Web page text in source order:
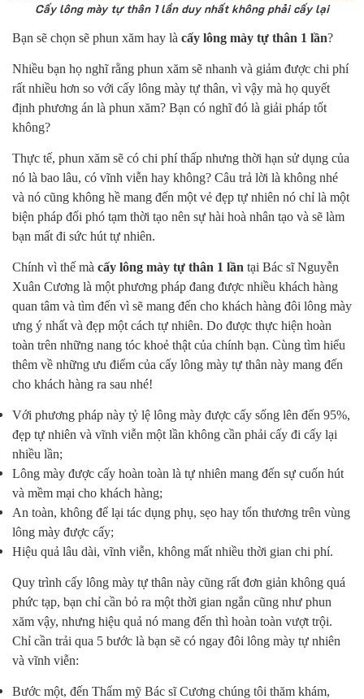
Cấy lông mày tự thân 1 lần duy nhất không phải cấy lại
Bạn sẽ chọn sẽ phun xăm hay là cấy lông mày tự thân 1 lần?
Nhiều bạn họ nghĩ rằng phun xăm sẽ nhanh và giảm được chi phí
rất nhiều hơn so với cấy lông mày tự thân, vì vậy mà họ quyết
định phương án là phun xăm? Bạn có nghĩ đó là giải pháp tốt
không?
Thực tế, phun xăm sẽ có chi phí thấp nhưng thời hạn sử dụng của
nó là bao lâu, có vĩnh viễn hay không? Câu trả lời là không nhé
và nó cũng không hề mang đến một vẻ đẹp tự nhiên nó chỉ là một
biện pháp đối phó tạm thời tạo nên sự hài hoà nhân tạo và sẽ làm
bạn mất đi sức hút tự nhiên.
Chính vì thế mà cấy lông mày tự thân 1 lần tại Bác sĩ Nguyễn
Xuân Cương là một phương pháp đang được nhiều khách hàng
quan tâm và tìm đến vì sẽ mang đến cho khách hàng đôi lông mày
ưng ý nhất và đẹp một cách tự nhiên. Do được thực hiện hoàn
toàn trên những nang tóc khoẻ thật của chính bạn. Cùng tìm hiểu
thêm về những ưu điểm của cấy lông mày tự thân này mang đến
cho khách hàng ra sau nhé!
Với phương pháp này tỷ lệ lông mày được cấy sống lên đến 95%,
đẹp tự nhiên và vĩnh viễn một lần không cần phải cấy đi cấy lại
nhiều lần;
Lông mày được cấy hoàn toàn là tự nhiên mang đến sự cuốn hút
và mềm mại cho khách hàng;
An toàn, không để lại tác dụng phụ, sẹo hay tổn thương trên vùng
lông mày được cấy;
Hiệu quả lâu dài, vĩnh viễn, không mất nhiều thời gian chi phí.
Quy trình cấy lông mày tự thân này cũng rất đơn giản không quá
phức tạp, bạn chỉ cần bỏ ra một thời gian ngắn cũng như phun
xăm vậy, nhưng hiệu quả nó mang đến thì hoàn toàn vượt trội.
Chỉ cần trải qua 5 bước là bạn sẽ có ngay đôi lông mày tự nhiên
và vĩnh viễn:
Bước một, đến Thẩm mỹ Bác sĩ Cương chúng tôi thăm khám,